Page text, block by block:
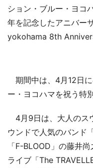
ション・ブルー・ヨコ
年を記念したアニバー
yokohama 8th
期間中は、4月12日
ー・ヨコハマを祝う特
4月9日は、大人のス
ウンドで人気のバンド
「F-BLOOD」の藤井
ライブ「The